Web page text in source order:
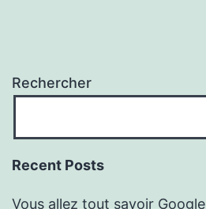
Rechercher
Recent Posts
Vous allez tout savoir Google